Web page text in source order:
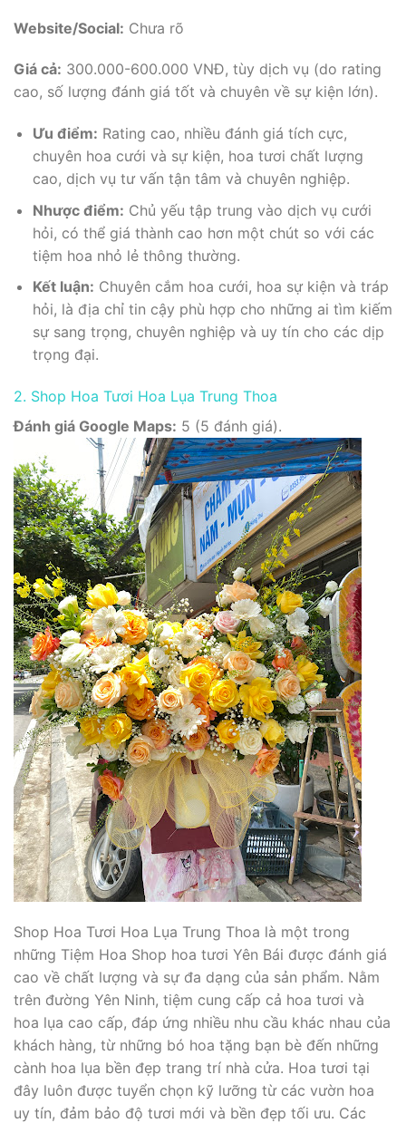
Website/Social: Chưa rõ
Giá cả: 300.000-600.000 VNĐ, tùy dịch vụ (do rating
cao, số lượng đánh giá tốt và chuyên về sự kiện lớn).
Ưu điểm: Rating cao, nhiều đánh giá tích cực,
chuyên hoa cưới và sự kiện, hoa tươi chất lượng
cao, dịch vụ tư vấn tận tâm và chuyên nghiệp.
Nhược điểm: Chủ yếu tập trung vào dịch vụ cưới
hỏi, có thể giá thành cao hơn một chút so với các
tiệm hoa nhỏ lẻ thông thường.
Kết luận: Chuyên cắm hoa cưới, hoa sự kiện và tráp
hỏi, là địa chỉ tin cậy phù hợp cho những ai tìm kiếm
sự sang trọng, chuyên nghiệp và uy tín cho các dịp
trọng đại.
2. Shop Hoa Tươi Hoa Lụa Trung Thoa
Đánh giá Google Maps: 5 (5 đánh giá).
Shop Hoa Tươi Hoa Lụa Trung Thoa là một trong
những Tiệm Hoa Shop hoa tươi Yên Bái được đánh giá
cao về chất lượng và sự đa dạng của sản phẩm. Nằm
trên đường Yên Ninh, tiệm cung cấp cả hoa tươi và
hoa lụa cao cấp, đáp ứng nhiều nhu cầu khác nhau của
khách hàng, từ những bó hoa tặng bạn bè đến những
cành hoa lụa bền đẹp trang trí nhà cửa. Hoa tươi tại
đây luôn được tuyển chọn kỹ lưỡng từ các vườn hoa
uy tín, đảm bảo độ tươi mới và bền đẹp tối ưu. Các